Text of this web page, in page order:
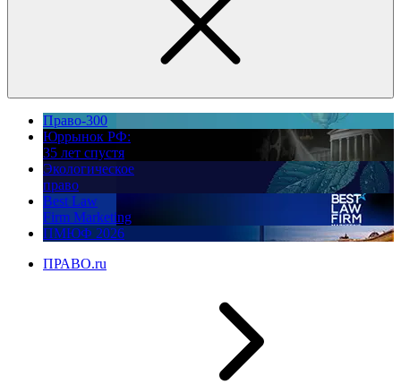
Право-300
Юррынок РФ:
35 лет спустя
Экологическое
право
Best Law
Firm Marketing
ПМЮФ 2026
ПРАВО.ru